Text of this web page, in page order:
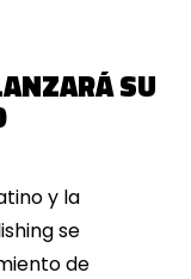
SU
y la
se
de